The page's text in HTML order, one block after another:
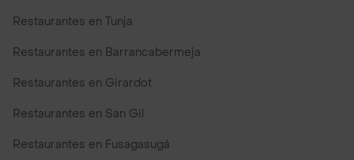
Restaurantes en Tunja
Restaurantes en Barrancabermeja
Restaurantes en Girardot
Restaurantes en San Gil
Restaurantes en Fusagasugá